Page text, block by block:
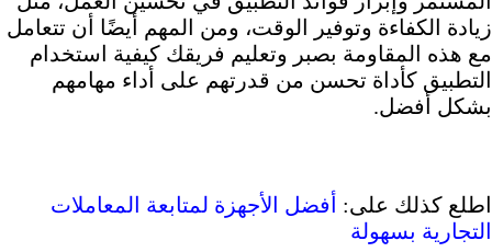
زيادة الكفاءة وتوفير الوقت، ومن المهم أيضًا أن تتعامل
مع هذه المقاومة بصبر وتعليم فريقك كيفية استخدام
التطبيق كأداة تحسن من قدرتهم على أداء مهامهم
بشكل أفضل.
اطلع كذلك على:
أفضل الأجهزة لمتابعة المعاملات
التجارية بسهولة